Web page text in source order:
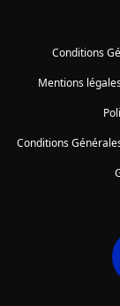
Conditions
Mentions
Conditions